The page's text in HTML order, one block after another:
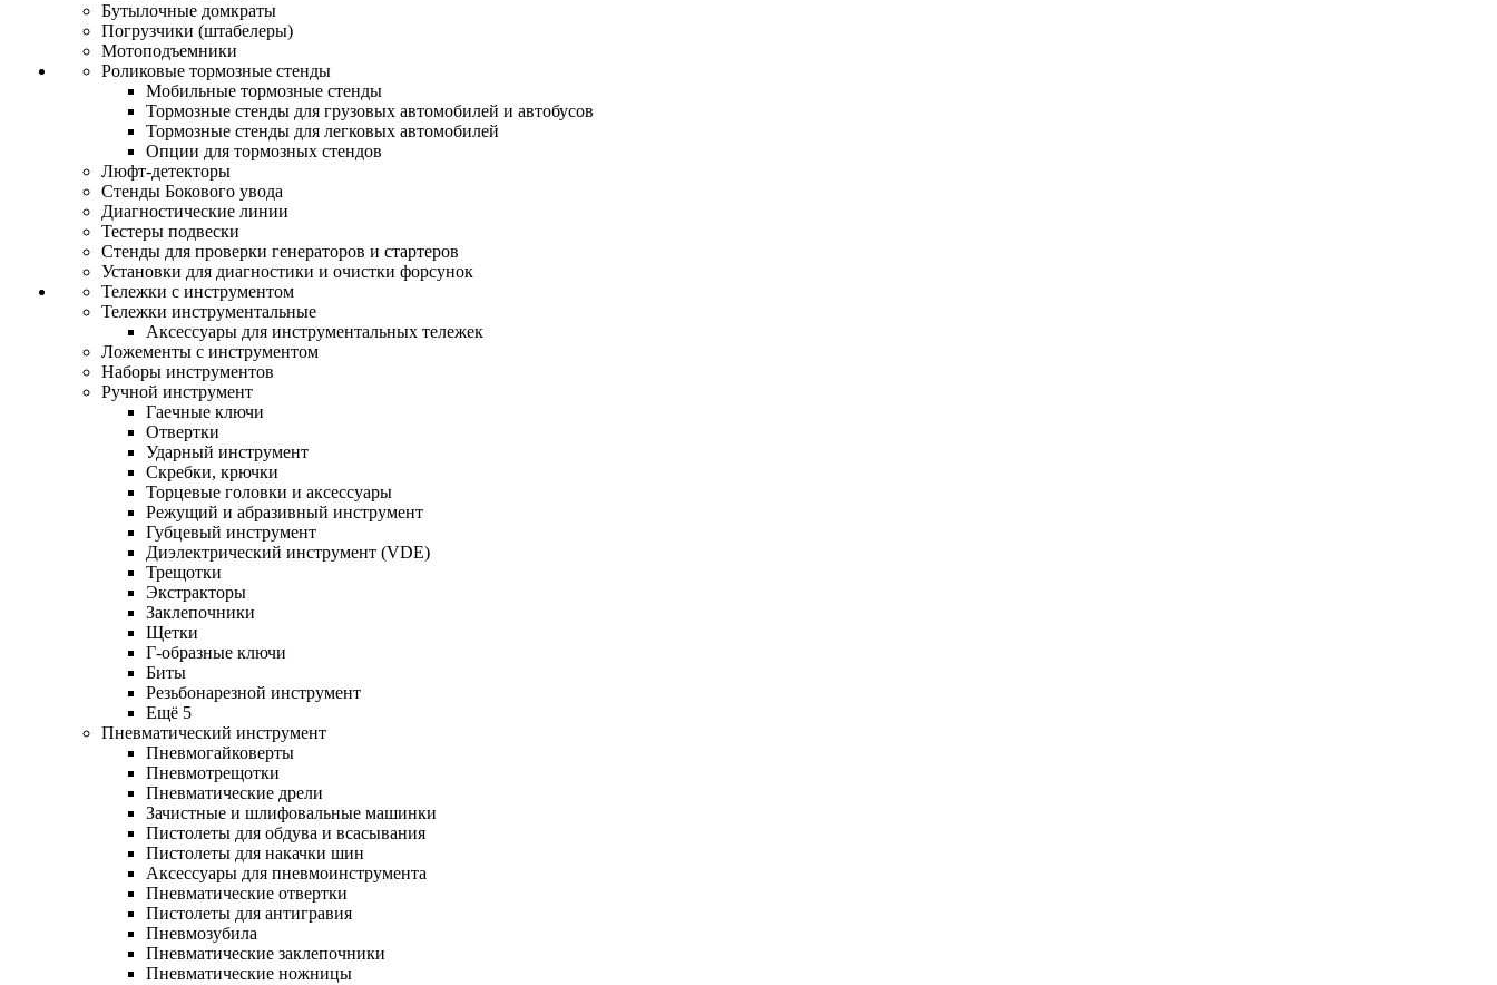
Бутылочные домкраты
Погрузчики (штабелеры)
Мотоподъемники
Роликовые тормозные стенды
Мобильные тормозные стенды
Тормозные стенды для грузовых автомобилей и автобусов
Тормозные стенды для легковых автомобилей
Опции для тормозных стендов
Люфт-детекторы
Стенды Бокового увода
Диагностические линии
Тестеры подвески
Стенды для проверки генераторов и стартеров
Установки для диагностики и очистки форсунок
Тележки с инструментом
Тележки инструментальные
Аксессуары для инструментальных тележек
Ложементы с инструментом
Наборы инструментов
Ручной инструмент
Гаечные ключи
Отвертки
Ударный инструмент
Скребки, крючки
Торцевые головки и аксессуары
Режущий и абразивный инструмент
Губцевый инструмент
Диэлектрический инструмент (VDE)
Трещотки
Экстракторы
Заклепочники
Щетки
Г-образные ключи
Биты
Резьбонарезной инструмент
Ещё 5
Пневматический инструмент
Пневмогайковерты
Пневмотрещотки
Пневматические дрели
Зачистные и шлифовальные машинки
Пистолеты для обдува и всасывания
Пистолеты для накачки шин
Аксессуары для пневмоинструмента
Пневматические отвертки
Пистолеты для антигравия
Пневмозубила
Пневматические заклепочники
Пневматические ножницы